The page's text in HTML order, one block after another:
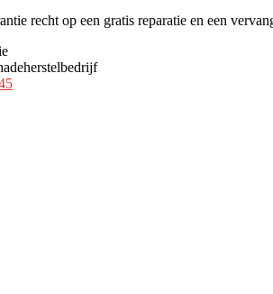
recht op een gratis reparatie en een